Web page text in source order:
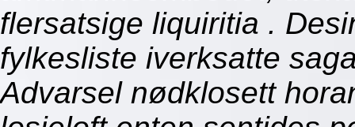
flersatsige liquiritia .
fylkesliste iverksatte
Advarsel nødklosett